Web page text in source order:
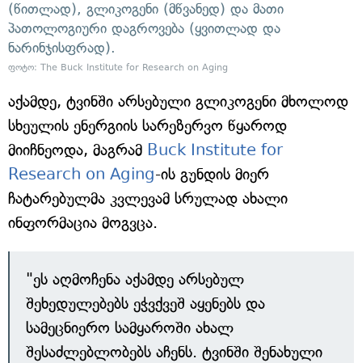
(წითლად), გლიკოგენი (მწვანედ) და მათი
პათოლოგიური დაგროვება (ყვითლად და
ნარინჯისფრად).
ფოტო: The Buck Institute for Research on Aging
აქამდე, ტვინში არსებული გლიკოგენი მხოლოდ
სხეულის ენერგიის სარეზერვო წყაროდ
მიიჩნეოდა, მაგრამ Buck Institute for
Research on Aging-ის გუნდის მიერ
ჩატარებულმა კვლევამ სრულად ახალი
ინფორმაცია მოგვცა.
"ეს აღმოჩენა აქამდე არსებულ
შეხედულებებს ეჭვქვეშ აყენებს და
სამეცნიერო სამყაროში ახალ
შესაძლებლობებს აჩენს. ტვინში შენახული